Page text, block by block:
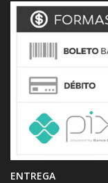
ENTREGA